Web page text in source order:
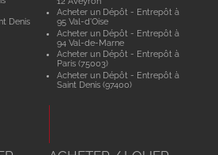
Denis
Acheter un Dépôt - Entrepôt à
95 Val-d'Oise
Acheter un Dépôt - Entrepôt à
94 Val-de-Marne
Acheter un Dépôt - Entrepôt à
Paris (75003)
Acheter un Dépôt - Entrepôt à
Saint Denis (97400)